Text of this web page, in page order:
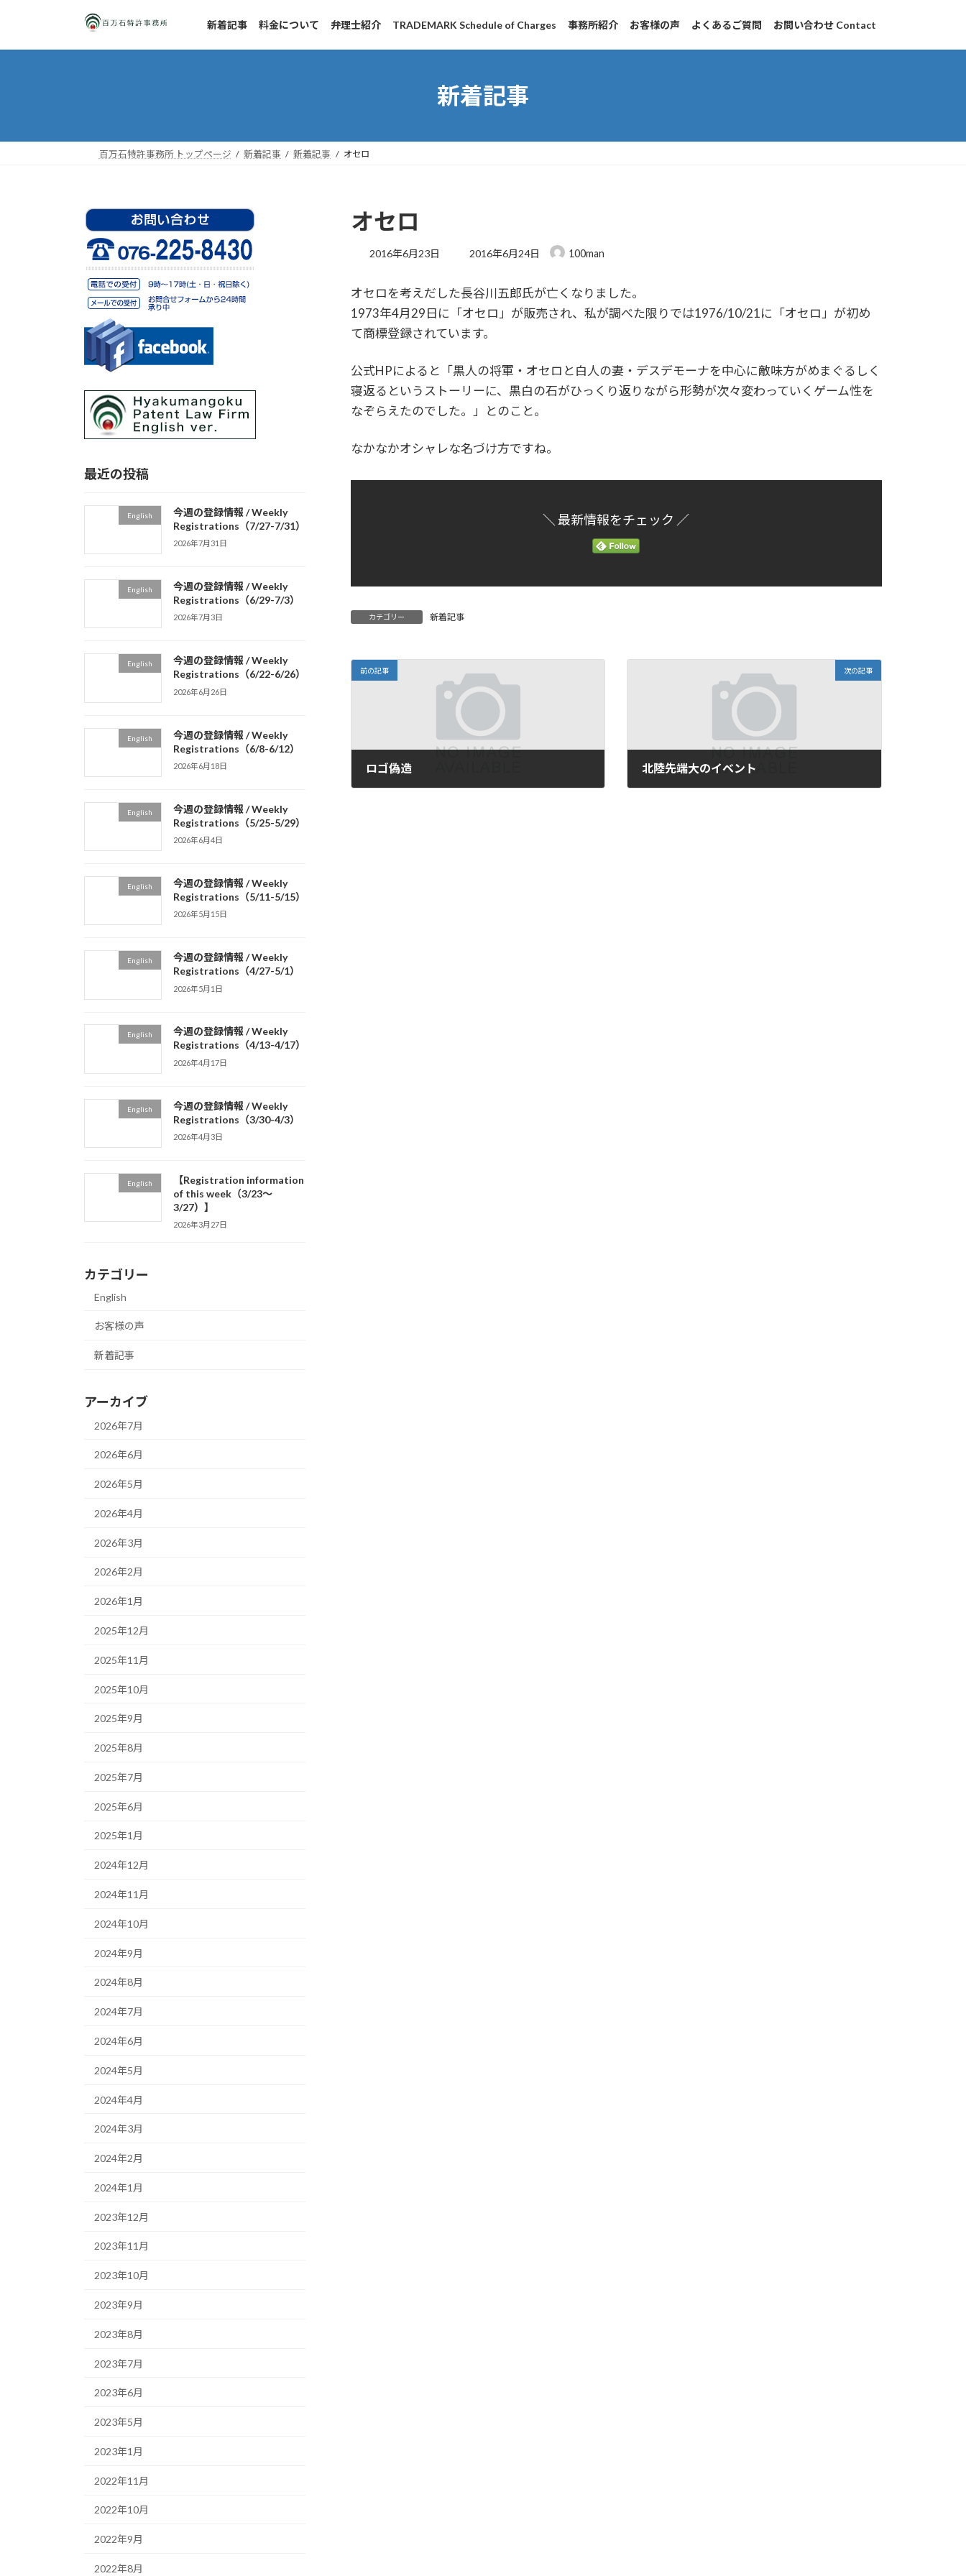
ッ
移
新着記事 料金について 弁理士紹介 TRADEMARK Schedule of Charges 事務所紹介 お客様の声 よくあるご質問 お問い合わせ Contact
新着記事
百万石特許事務所 トップページ 新着記事 新着記事 オセロ
オセロ
2016年6月23日
最
新
日
時
:
2016年6月24日 100man
オセロを考えだした長谷川五郎氏が亡くなりました。
1973年4月29日に「オセロ」が販売され、私が調べた限りでは1976/10/21に「オセロ」が初め
て商標登録されています。
公式HPによると「黒人の将軍・オセロと白人の妻・デスデモーナを中心に敵味方がめまぐるしく
寝返るというストーリーに、黒白の石がひっくり返りながら形勢が次々変わっていくゲーム性を
なぞらえたのでした。」とのこと。
なかなかオシャレな名づけ方ですね。
＼ 最新情報をチェック ／
カテゴリー 新着記事
前の記事
ロゴ偽造
次の記事
北陸先端大のイベント
最近の投稿
English
今週の登録情報 / Weekly
Registrations（7/27-7/31）
2026年7月31日
English
今週の登録情報 / Weekly
Registrations（6/29-7/3）
2026年7月3日
English
今週の登録情報 / Weekly
Registrations（6/22-6/26）
2026年6月26日
English
今週の登録情報 / Weekly
Registrations（6/8-6/12）
2026年6月18日
English
今週の登録情報 / Weekly
Registrations（5/25-5/29）
2026年6月4日
English
今週の登録情報 / Weekly
Registrations（5/11-5/15）
2026年5月15日
English
今週の登録情報 / Weekly
Registrations（4/27-5/1）
2026年5月1日
English
今週の登録情報 / Weekly
Registrations（4/13-4/17）
2026年4月17日
English
今週の登録情報 / Weekly
Registrations（3/30-4/3）
2026年4月3日
English
【Registration information
of this week（3/23～
3/27）】
2026年3月27日
カテゴリー
English
お客様の声
新着記事
アーカイブ
2026年7月
2026年6月
2026年5月
2026年4月
2026年3月
2026年2月
2026年1月
2025年12月
2025年11月
2025年10月
2025年9月
2025年8月
2025年7月
2025年6月
2025年1月
2024年12月
2024年11月
2024年10月
2024年9月
2024年8月
2024年7月
2024年6月
2024年5月
2024年4月
2024年3月
2024年2月
2024年1月
2023年12月
2023年11月
2023年10月
2023年9月
2023年8月
2023年7月
2023年6月
2023年5月
2023年1月
2022年11月
2022年10月
2022年9月
2022年8月